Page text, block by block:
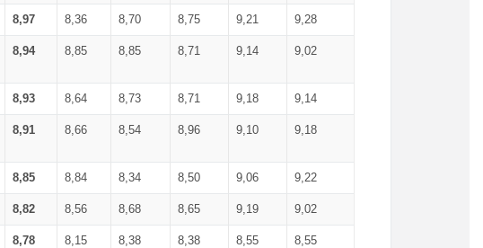
8,97 8,36 8,70 8,75 9,21 9,28
8,94 8,85 8,85 8,71 9,14 9,02
8,93 8,64 8,73 8,71 9,18 9,14
8,91 8,66 8,54 8,96 9,10 9,18
8,85 8,84 8,34 8,50 9,06 9,22
8,82 8,56 8,68 8,65 9,19 9,02
8,78 8,15 8,38 8,38 8,55 8,55